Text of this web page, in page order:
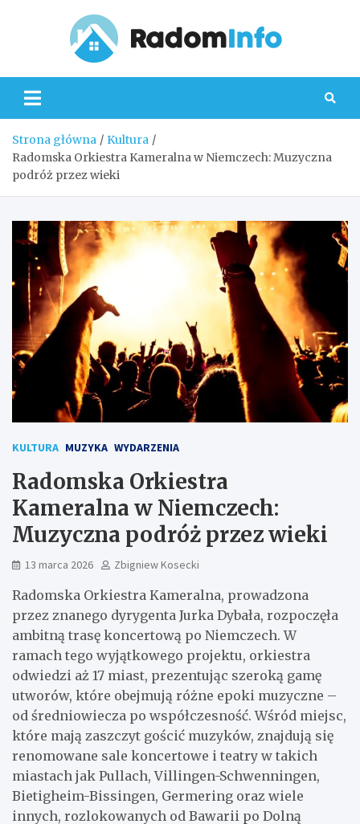
Strona główna
Kultura
Radomska Orkiestra Kameralna w Niemczech: Muzyczna
podróż przez wieki
KULTURA MUZYKA WYDARZENIA
Radomska Orkiestra
Kameralna w Niemczech:
Muzyczna podróż przez wieki
13 marca 2026 Zbigniew Kosecki
Radomska Orkiestra Kameralna, prowadzona
przez znanego dyrygenta Jurka Dybała, rozpoczęła
ambitną trasę koncertową po Niemczech. W
ramach tego wyjątkowego projektu, orkiestra
odwiedzi aż 17 miast, prezentując szeroką gamę
utworów, które obejmują różne epoki muzyczne –
od średniowiecza po współczesność. Wśród miejsc,
które mają zaszczyt gościć muzyków, znajdują się
renomowane sale koncertowe i teatry w takich
miastach jak Pullach, Villingen-Schwenningen,
Bietigheim-Bissingen, Germering oraz wiele
innych, rozlokowanych od Bawarii po Dolną